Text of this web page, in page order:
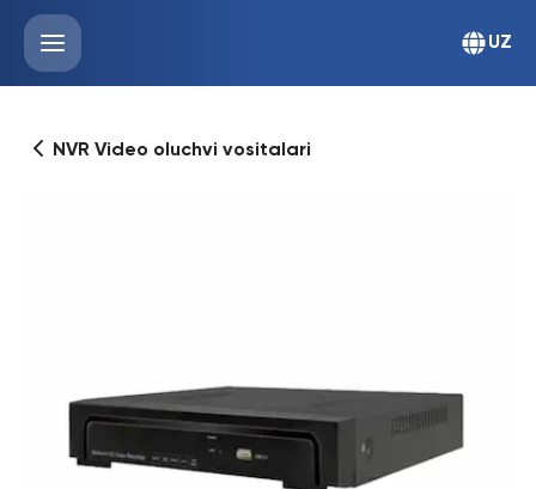
UZ
NVR Video oluchvi vositalari